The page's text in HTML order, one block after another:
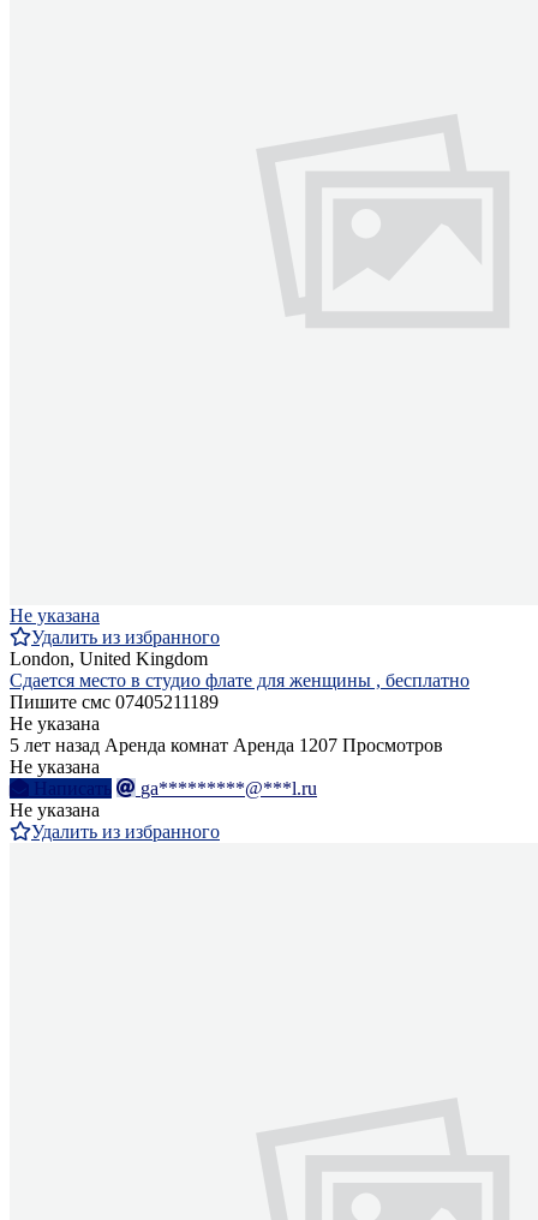
Не указана
Удалить из избранного
London, United Kingdom
Сдается место в студио флате для женщины , бесплатно
Пишите смс 07405211189
Не указана
5 лет назад Аренда комнат Аренда 1207 Просмотров
Не указана
Написать
ga*********@***l.ru
Не указана
Удалить из избранного